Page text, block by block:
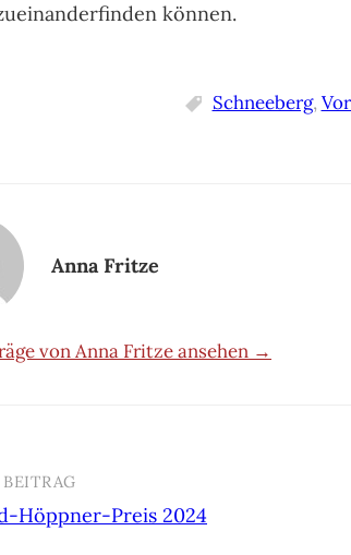
können.
Schneeberg,
Anna Fritze
von Anna Fritze ansehen →
Höppner-Preis 2024